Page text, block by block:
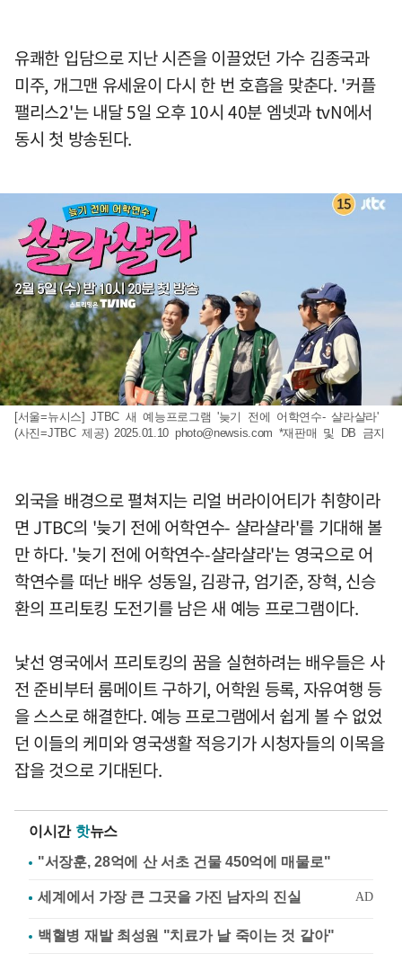
유쾌한 입담으로 지난 시즌을 이끌었던 가수 김종국과
미주, 개그맨 유세윤이 다시 한 번 호흡을 맞춘다. '커플
팰리스2'는 내달 5일 오후 10시 40분 엠넷과 tvN에서
동시 첫 방송된다.
[서울=뉴시스] JTBC 새 예능프로그램 '늦기 전에 어학연수- 샬라샬라'
(사진=JTBC 제공) 2025.01.10 photo@newsis.com *재판매 및 DB 금지
외국을 배경으로 펼쳐지는 리얼 버라이어티가 취향이라
면 JTBC의 '늦기 전에 어학연수- 샬라샬라'를 기대해 볼
만 하다. '늦기 전에 어학연수-샬라샬라'는 영국으로 어
학연수를 떠난 배우 성동일, 김광규, 엄기준, 장혁, 신승
환의 프리토킹 도전기를 남은 새 예능 프로그램이다.
낯선 영국에서 프리토킹의 꿈을 실현하려는 배우들은 사
전 준비부터 룸메이트 구하기, 어학원 등록, 자유여행 등
을 스스로 해결한다. 예능 프로그램에서 쉽게 볼 수 없었
던 이들의 케미와 영국생활 적응기가 시청자들의 이목을
잡을 것으로 기대된다.
이시간 핫뉴스
"서장훈, 28억에 산 서초 건물 450억에 매물로"
백혈병 재발 최성원 "치료가 날 죽이는 것 같아"